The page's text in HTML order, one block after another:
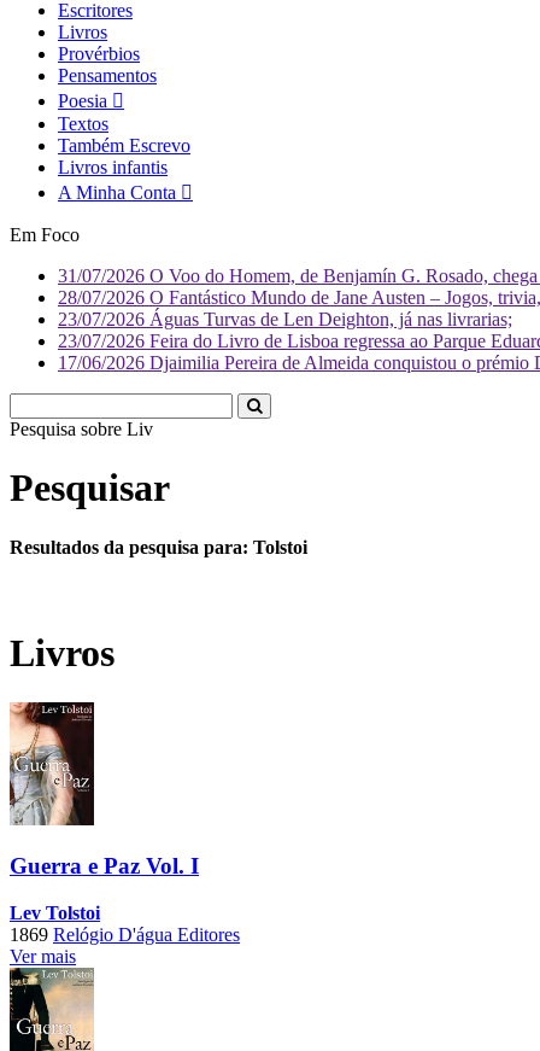
Escritores
Livros
Provérbios
Pensamentos
Poesia
Textos
Também Escrevo
Livros infantis
A Minha Conta
Em Foco
31/07/2026 O Voo do Homem, de Benjamín G. Rosado,
28/07/2026 O Fantástico Mundo de Jane Austen – Jogos,
23/07/2026 Águas Turvas de Len Deighton, já nas livrarias;
23/07/2026 Feira do Livro de Lisboa regressa ao Parque
17/06/2026 Djaimilia Pereira de Almeida conquistou o
Pesquisa sobre Literatura
Pesquisar
Resultados da pesquisa para: Tolstoi
Livros
Guerra e Paz Vol. I
Lev Tolstoi
1869 Relógio D'água Editores
Ver mais